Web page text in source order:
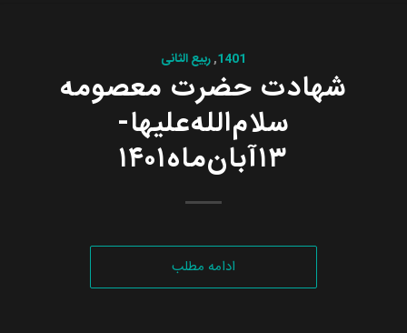
1401
,ربیع الثانی
شهادت حضرت معصومه
سلام‌الله‌علیها-
۱۳آبان‌ماه۱۴۰۱
ادامه مطلب